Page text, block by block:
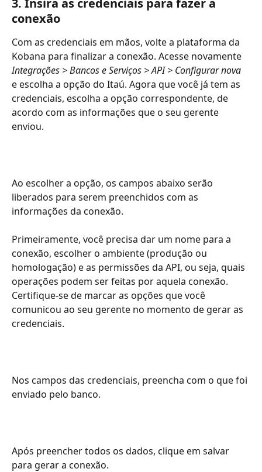
conexão
Com as credenciais em mãos, volte a plataforma da
Kobana para finalizar a conexão. Acesse novamente
Integrações > Bancos e Serviços > API > Configurar nova
e escolha a opção do Itaú. Agora que você já tem as
credenciais, escolha a opção correspondente, de
acordo com as informações que o seu gerente
enviou.
Ao escolher a opção, os campos abaixo serão
liberados para serem preenchidos com as
informações da conexão.
Primeiramente, você precisa dar um nome para a
conexão, escolher o ambiente (produção ou
homologação) e as permissões da API, ou seja, quais
operações podem ser feitas por aquela conexão.
Certifique-se de marcar as opções que você
comunicou ao seu gerente no momento de gerar as
credenciais.
Nos campos das credenciais, preencha com o que foi
enviado pelo banco.
Após preencher todos os dados, clique em salvar
para gerar a conexão.